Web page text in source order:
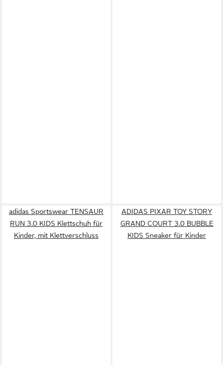
adidas Sportswear TENSAUR
RUN 3.0 KIDS Klettschuh für
Kinder, mit Klettverschluss
ADIDAS PIXAR TOY STORY
GRAND COURT 3.0 BUBBLE
KIDS Sneaker für Kinder